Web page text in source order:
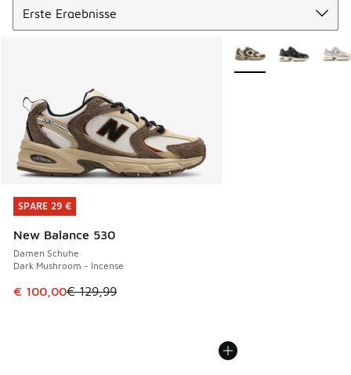
SPARE 29 €
New Balance 530
Damen Schuhe
Dark Mushroom - Incense
Dieser Artikel ist im Sale. Der Preis ist von € 129,99 auf €
€ 100,00€ 129,99
SPARE 29 €
Weitere Farben